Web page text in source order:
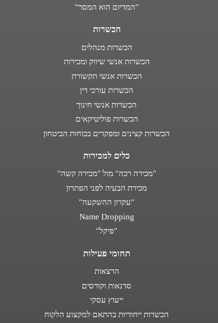
"המדיום הוא המסר"
הכשרות
הכשרות מנהלים
הכשרות אנשי שיווק ומכירות
הכשרות אנשי תקשורת
הכשרות עורכי דין
הכשרות אנשי חינוך
הכשרות פוליטיקאים
הכשרות קצינים ומפקדים בכוחות הביטחון
כלים למכירות
"מכירה רכה" מול "מכירה קשה"
מכירת הבעיה לפני הפתרון
"עקרון ההשקעה"
Name Dropping
"פיקל"
תחומי פעילות
הרצאות
סדנאות וקורסים
ייעוץ עסקי
הכשרות ייחודיות בהתאם למקצוע הלקוח